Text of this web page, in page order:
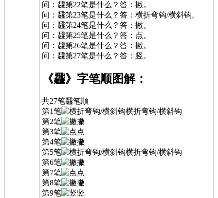
问：飝第22笔是什么？答：撇。
问：飝第23笔是什么？答：横折弯钩/横斜钩。
问：飝第24笔是什么？答：撇。
问：飝第25笔是什么？答：点。
问：飝第26笔是什么？答：撇。
问：飝第27笔是什么？答：竖。
《飝》字笔顺图解：
共27笔飝笔顺
第1笔
横折弯钩/横斜钩
第2笔
撇
第3笔
点
第4笔
撇
第5笔
横折弯钩/横斜钩
第6笔
撇
第7笔
点
第8笔
撇
第9笔
竖